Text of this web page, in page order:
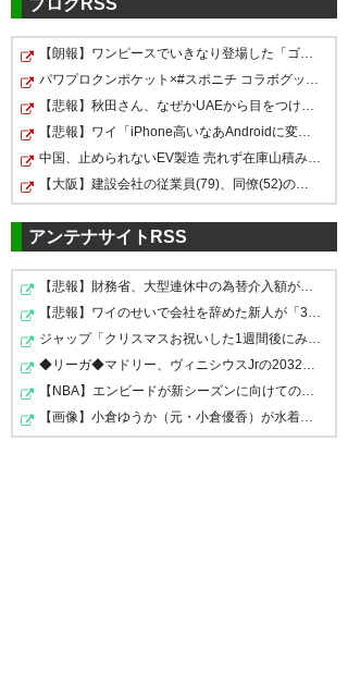
ブログRSS
【朗報】ワンピースでいきなり登場した「ゴムゴムの魔神…
パワプロクンポケット×#スポニチ コラボグッズ発売決定！
【悲報】秋田さん、なぜかUAEから目をつけられ2,000,000,…
【悲報】ワイ「iPhone高いなあAndroidに変えるか・・・お…
中国、止められないEV製造 売れず在庫山積み「売れたこと…
【大阪】建設会社の従業員(79)、同僚(52)の言葉遣いが悪…
アンテナサイトRSS
【悲報】財務省、大型連休中の為替介入額がとんでもない…
【悲報】ワイのせいで会社を辞めた新人が「3人」もいたこ…
ジャップ「クリスマスお祝いした1週間後にみんなで神社行…
◆リーガ◆マドリー、ヴィニシウスJrの2032年までの契約延…
【NBA】エンビードが新シーズンに向けての好調ぶりを披露…
【画像】小倉ゆうか（元・小倉優香）が水着グラビア復帰…